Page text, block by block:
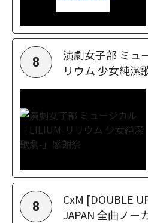
8
演劇女子部 ミュ
リウム 少女純潔
8
CxM [DOUBLE
JAPAN 全曲ノー